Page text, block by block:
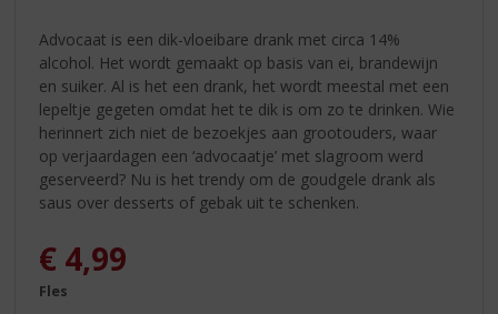
Advocaat is een dik-vloeibare drank met circa 14%
alcohol. Het wordt gemaakt op basis van ei, brandewijn
en suiker. Al is het een drank, het wordt meestal met een
lepeltje gegeten omdat het te dik is om zo te drinken. Wie
herinnert zich niet de bezoekjes aan grootouders, waar
op verjaardagen een ‘advocaatje’ met slagroom werd
geserveerd? Nu is het trendy om de goudgele drank als
saus over desserts of gebak uit te schenken.
€ 4,99
Fles